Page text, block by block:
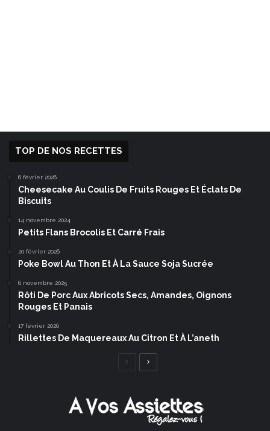
TOP DE NOS RECETTES
6 février 2026
Cheesecake Au Coulis De Fruits Rouges Et Éclats De
Biscuits
14 novembre 2024
Petits Flans Brocolis Et Carré Frais
20 février 2026
Poke Bowl Au Thon Et À La Sauce Soja Sucrée
6 novembre 2025
Rôti De Porc Aux Abricots Secs, Amandes, Oignons
Rouges Et Panais
17 février 2026
Rillettes De Maquereaux Au Citron Et À L’aneth
Page